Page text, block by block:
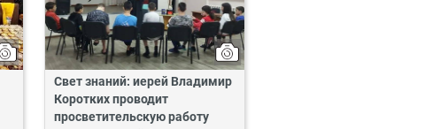
Свет знаний: иерей Владимир
Коротких проводит
просветительскую работу